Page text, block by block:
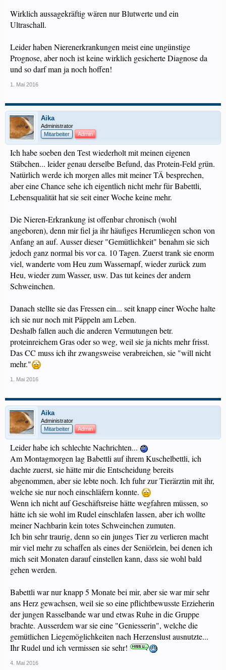
Wirklich aussagekräftig wären nur Blutwerte und ein
Ultraschall.
Leider haben Nierenerkrankungen meist eine ungünstige
Prognose, aber noch ist keine wirklich gesicherte Diagnose da
und so darf man ja noch hoffen!
1. Mai 2016
Aika
Administrator
Mitarbeiter
Admin
Ich habe soeben den Test wiederholt mit meinen eigenen
Stäbchen... leider genau derselbe Befund, das Protein-Feld grün.
Natürlich werde ich morgen alles mit meiner TÄ besprechen,
aber eine Chance sehe ich eigentlich nicht mehr für Babettli,
Lebensqualität hat sie seit einer Woche keine mehr.
Die Nieren-Erkrankung ist offenbar chronisch (wohl
angeboren), denn mir fiel ja ihr häufiges Herumliegen schon von
Anfang an auf. Ausser dieser "Gemütlichkeit" benahm sie sich
jedoch ganz normal bis vor ca. 10 Tagen. Zuerst trank sie enorm
viel, wanderte vom Heu zum Wassernapf, wieder zurück zum
Heu, wieder zum Wasser, usw. Das tut keines der andern
Schweinchen.
Danach stellte sie das Fressen ein... seit knapp einer Woche halte
ich sie nur noch mit Päppeln am Leben.
Deshalb fallen auch die anderen Vermutungen betr.
proteinreichem Gras oder so weg, weil sie ja nichts mehr frisst.
Das CC muss ich ihr zwangsweise verabreichen, sie "will nicht
mehr."
1. Mai 2016
Aika
Administrator
Mitarbeiter
Admin
Leider habe ich schlechte Nachrichten...
Am Montagmorgen lag Babettli auf ihrem Kuschelbettli, ich
dachte zuerst, sie hätte mir die Entscheidung bereits
abgenommen, aber sie lebte noch. Ich fuhr zur Tierärztin mit ihr,
welche sie nur noch einschläfern konnte.
Wenn ich nicht auf Geschäftsreise hätte wegfahren müssen, so
hätte ich sie wohl im Rudel einschlafen lassen, aber ich wollte
meiner Nachbarin kein totes Schweinchen zumuten.
Ich bin sehr traurig, denn so ein junges Tier zu verlieren macht
mir viel mehr zu schaffen als eines der Seniörlein, bei denen ich
mich seit Monaten darauf einstellen kann, dass sie wohl bald
gehen werden.
Babettli war nur knapp 5 Monate bei mir, aber sie war mir sehr
ans Herz gewachsen, weil sie so eine pflichtbewusste Erzieherin
der jungen Rasselbande war und etwas Ruhe in die Gruppe
brachte. Ausserdem war sie eine "Geniesserin", welche die
gemütlichen Liegemöglichkeiten nach Herzenslust ausnutzte...
Ihr Rudel und ich vermissen sie sehr!
4. Mai 2016